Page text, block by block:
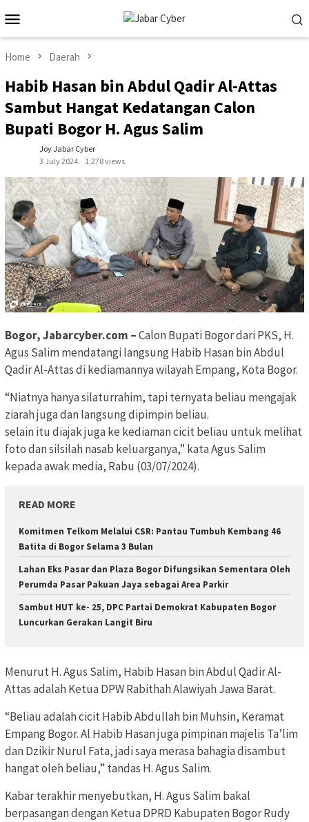
to
contentMenu
Home Daerah
Habib Hasan bin Abdul Qadir Al-Attas
Sambut Hangat Kedatangan Calon
Bupati Bogor H. Agus Salim
Joy Jabar Cyber
3 July 2024
1,278 views
Bogor, Jabarcyber.com –Calon Bupati Bogor dari PKS, H.
Agus Salim mendatangi langsung Habib Hasan bin Abdul
Qadir Al-Attas di kediamannya wilayah Empang, Kota Bogor.
“Niatnya hanya silaturrahim, tapi ternyata beliau mengajak
ziarah juga dan langsung dipimpin beliau.
selain itu diajak juga ke kediaman cicit beliau untuk melihat
foto dan silsilah nasab keluarganya,” kata Agus Salim
kepada awak media, Rabu (03/07/2024).
READ MORE
Komitmen Telkom Melalui CSR: Pantau Tumbuh Kembang 46
Batita di Bogor Selama 3 Bulan
Lahan Eks Pasar dan Plaza Bogor Difungsikan Sementara Oleh
Perumda Pasar Pakuan Jaya sebagai Area Parkir
Sambut HUT ke- 25, DPC Partai Demokrat Kabupaten Bogor
Luncurkan Gerakan Langit Biru
Menurut H. Agus Salim, Habib Hasan bin Abdul Qadir Al-
Attas adalah Ketua DPW Rabithah Alawiyah Jawa Barat.
“Beliau adalah cicit Habib Abdullah bin Muhsin, Keramat
Empang Bogor. Al Habib Hasan juga pimpinan majelis Ta’lim
dan Dzikir Nurul Fata, jadi saya merasa bahagia disambut
hangat oleh beliau,” tandas H. Agus Salim.
Kabar terakhir menyebutkan, H. Agus Salim bakal
berpasangan dengan Ketua DPRD Kabupaten Bogor Rudy